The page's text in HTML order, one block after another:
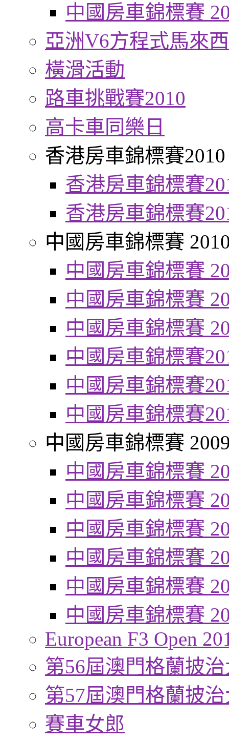
中國房車錦標賽
亞洲V6方程式馬來
橫滑活動
路車挑戰賽2010
高卡車同樂日
香港房車錦標賽2010
香港房車錦標賽
香港房車錦標賽
中國房車錦標賽
中國房車錦標賽
中國房車錦標賽
中國房車錦標賽
中國房車錦標賽
中國房車錦標賽
中國房車錦標賽
中國房車錦標賽
中國房車錦標賽
中國房車錦標賽
中國房車錦標賽
中國房車錦標賽
中國房車錦標賽
中國房車錦標賽
European F3 Open
第56屆澳門格蘭披
第57屆澳門格蘭披
賽車女郎